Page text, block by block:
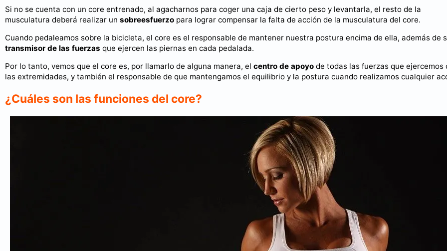
Si no se cuenta con un core entrenado, al agacharnos para coger una caja de cierto peso y levantarla, el resto de la
musculatura deberá realizar un sobreesfuerzo para lograr compensar la falta de acción de la musculatura del core.
Cuando pedaleamos sobre la bicicleta, el core es el responsable de mantener nuestra postura encima de ella, además de
transmisor de las fuerzas que ejercen las piernas en cada pedalada.
Por lo tanto, vemos que el core es, por llamarlo de alguna manera, el centro de apoyo de todas las fuerzas que ejercemos
las extremidades, y también el responsable de que mantengamos el equilibrio y la postura cuando realizamos cualquier
¿Cuáles son las funciones del core?